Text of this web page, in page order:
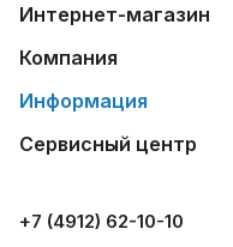
Интернет-магазин
Компания
Информация
Сервисный центр
+7 (4912) 62-10-10